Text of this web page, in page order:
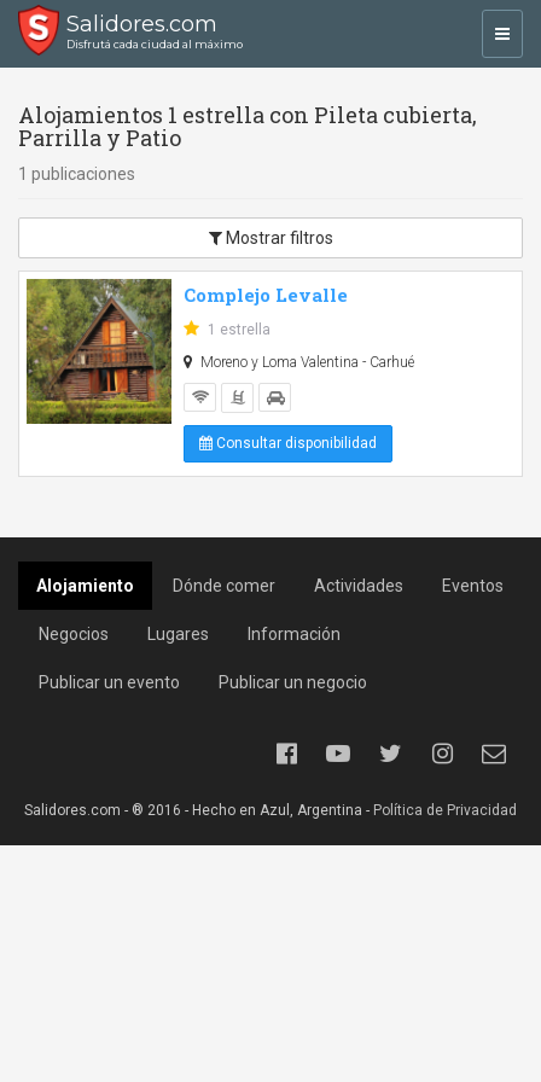
Salidores.com
Disfrutá cada ciudad al máximo
Alojamientos 1 estrella con Pileta cubierta,
Parrilla y Patio
1 publicaciones
Mostrar filtros
Complejo Levalle
1 estrella
Moreno y Loma Valentina - Carhué
Consultar disponibilidad
Alojamiento Dónde comer Actividades Eventos
Negocios Lugares Información
Publicar un evento Publicar un negocio
Salidores.com - ® 2016 - Hecho en Azul, Argentina - Política de Privacidad